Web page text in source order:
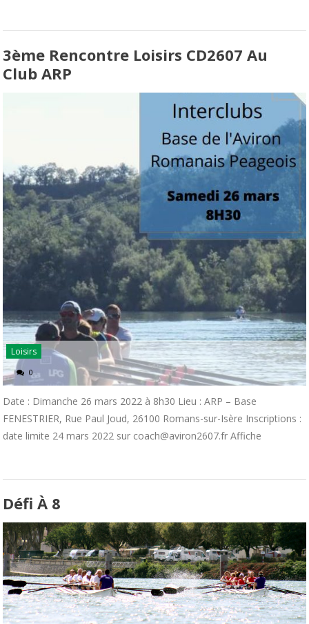
3ème Rencontre Loisirs CD2607 Au
Club ARP
Loisirs
0
Date : Dimanche 26 mars 2022 à 8h30 Lieu : ARP – Base
FENESTRIER, Rue Paul Joud, 26100 Romans-sur-Isère Inscriptions :
date limite 24 mars 2022 sur coach@aviron2607.fr Affiche
Défi À 8